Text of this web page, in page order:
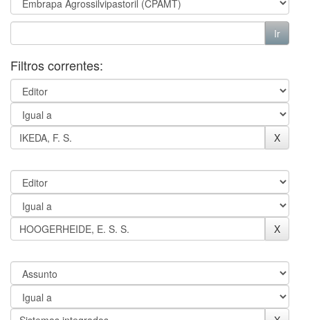
Filtros correntes: